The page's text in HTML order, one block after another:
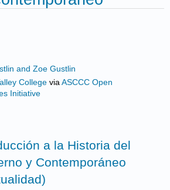
and Zoe Gustlin
College viaASCCC Open
Initiative
a la Historia del
y Contemporáneo